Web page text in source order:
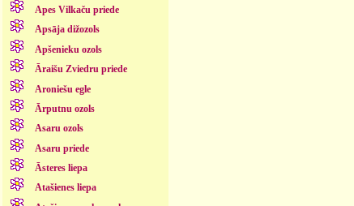
Apes Vilkaču priede
Apsāja dižozols
Apšenieku ozols
Āraišu Zviedru priede
Aroniešu egle
Ārputnu ozols
Asaru ozols
Asaru priede
Āsteres liepa
Atašienes liepa